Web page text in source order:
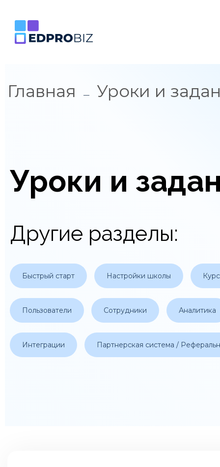
Главная Уроки и
Уроки и
Другие разделы:
Быстрый старт Настройки школы
Пользователи Сотрудники Аналитика
Интеграции Партнерская система /